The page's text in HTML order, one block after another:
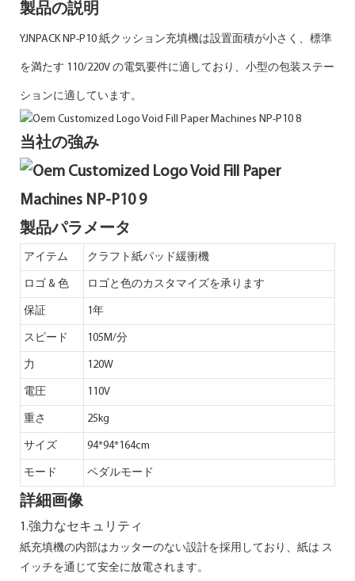
製品の説明
YJNPACK NP-P10 紙クッション充填機は設置面積が小さく、標準
を満たす 110/220V の電気要件に適しており、小型の包装ステー
ションに適しています。
当社の強み
製品パラメータ
アイテム クラフト紙パッド緩衝機
ロゴ & 色 ロゴと色のカスタマイズを承ります
保証 1年
スピード 105M/分
力 120W
電圧 110V
重さ 25kg
サイズ 94*94*164cm
モード ペダルモード
詳細画像
1.強力なセキュリティ
紙充填機の内部はカッターのない設計を採用しており、紙は ス
イッチを通じて安全に放電されます。